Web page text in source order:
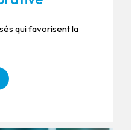
qui favorisent la